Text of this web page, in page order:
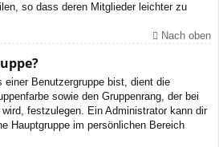
so dass deren Mitglieder leichter zu
Nach oben
einer Benutzergruppe bist, dient die
sowie den Gruppenrang, der bei
festzulegen. Ein Administrator kann dir
Hauptgruppe im persönlichen Bereich